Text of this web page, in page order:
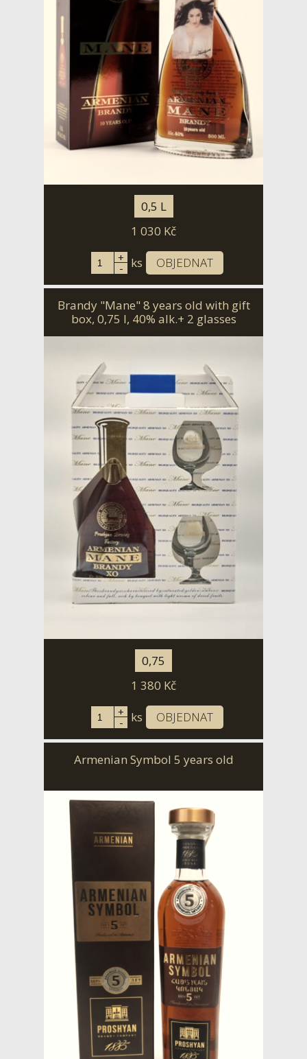
0,5 L
1 030 Kč
+
- ks OBJEDNAT
Brandy "Mane" 8 years old with gift
box, 0,75 l, 40% alk.+ 2 glasses
0,75
1 380 Kč
+
- ks OBJEDNAT
Armenian Symbol 5 years old